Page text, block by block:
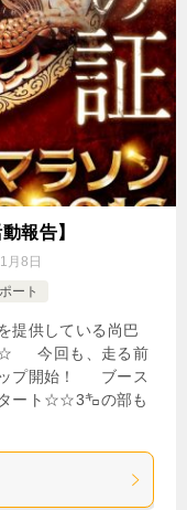
報告】
月8日
ート
提供している尚巴
☆ 今回も、走る前
ップ開始！ ブース
ート☆☆3㌔の部も